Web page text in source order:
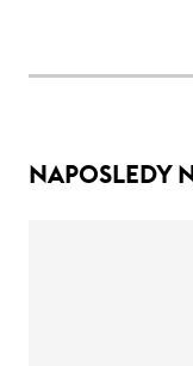
NAPOSLEDY